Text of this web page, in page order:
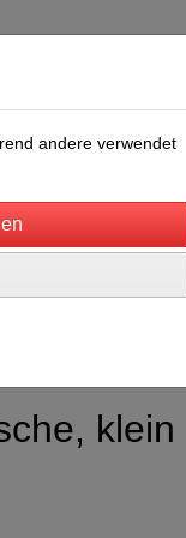
klein
andere verwendet